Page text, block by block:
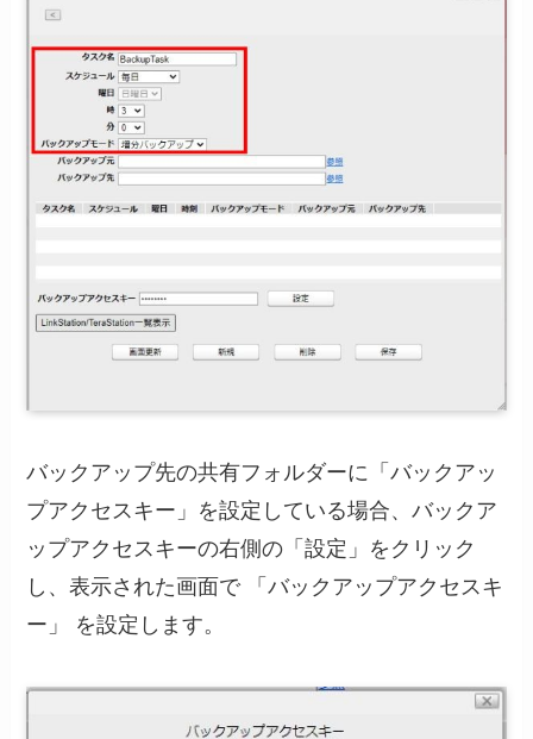
バックアップ先の共有フォルダーに「バックアッ
プアクセスキー」を設定している場合、バックア
ップアクセスキーの右側の「設定」をクリック
し、表示された画面で 「バックアップアクセスキ
ー」 を設定します。